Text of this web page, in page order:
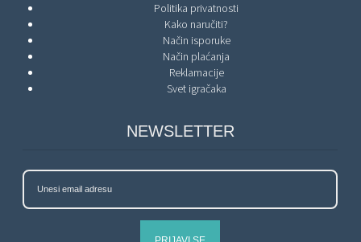
Politika privatnosti
Kako naručiti?
Način isporuke
Način plaćanja
Reklamacije
Svet igračaka
NEWSLETTER